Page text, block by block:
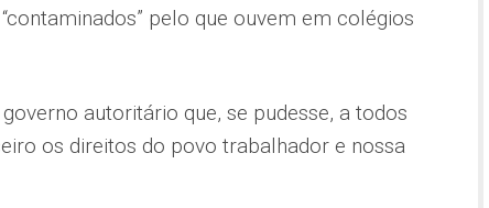
pelo que ouvem em colégios
autoritário que, se pudesse, a todos
os direitos do povo trabalhador e nossa